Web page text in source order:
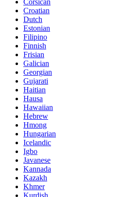
Croatian
Dutch
Estonian
Filipino
Finnish
Frisian
Galician
Georgian
Gujarati
Haitian
Hausa
Hawaiian
Hebrew
Hmong
Hungarian
Icelandic
Igbo
Javanese
Kannada
Kazakh
Khmer
Kurdish